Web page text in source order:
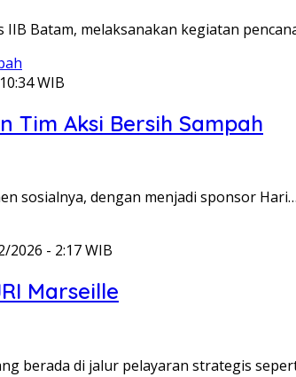
IIB Batam, melaksanakan kegiatan
WIB
Tim Aksi Bersih Sampah
sosialnya, dengan menjadi sponsor Hari…
2026 - 2:17 WIB
Marseille
berada di jalur pelayaran strategis